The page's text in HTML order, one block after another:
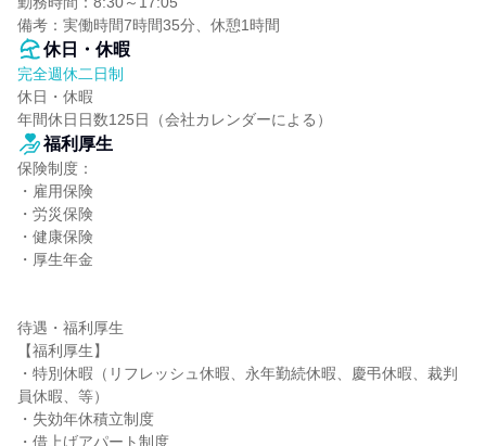
備考：実働時間7時間35分、休憩1時間
休日・休暇
完全週休二日制
休日・休暇
年間休日日数125日（会社カレンダーによる）
福利厚生
保険制度：
・雇用保険
・労災保険
・健康保険
・厚生年金
待遇・福利厚生
【福利厚生】
・特別休暇（リフレッシュ休暇、永年勤続休暇、慶弔休暇、裁判
員休暇、等）
・失効年休積立制度
・借上げアパート制度